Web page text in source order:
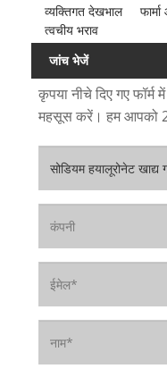
व्यक्तिगत देखभाल
त्वचीय भराव
जांच भेजें
कृपया नीचे दिए गए
महसूस करें। हम आपको